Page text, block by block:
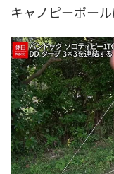
キャノピーポー